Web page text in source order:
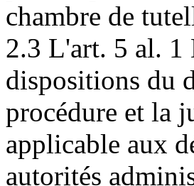
chambre de
2.3 L'art. 5 al. 1
dispositions du
procédure et la
applicable aux
autorités